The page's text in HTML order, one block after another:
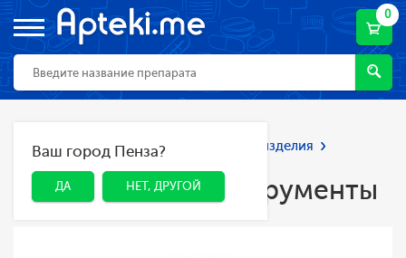
0
ДА НЕТ, ДРУГОЙ
Ваш город Пенза?
ДА НЕТ, ДРУГОЙ
Главная Каталог
Мед. приборы и изделия
Медицинские инструменты
Медицинские инструменты